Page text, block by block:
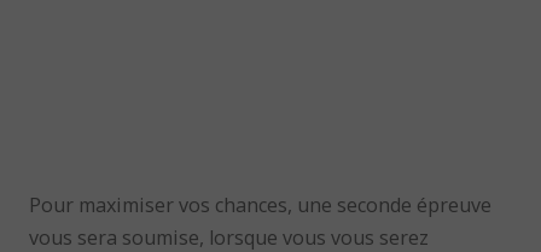
Pour maximiser vos chances, une seconde épreuve
vous sera soumise, lorsque vous vous serez